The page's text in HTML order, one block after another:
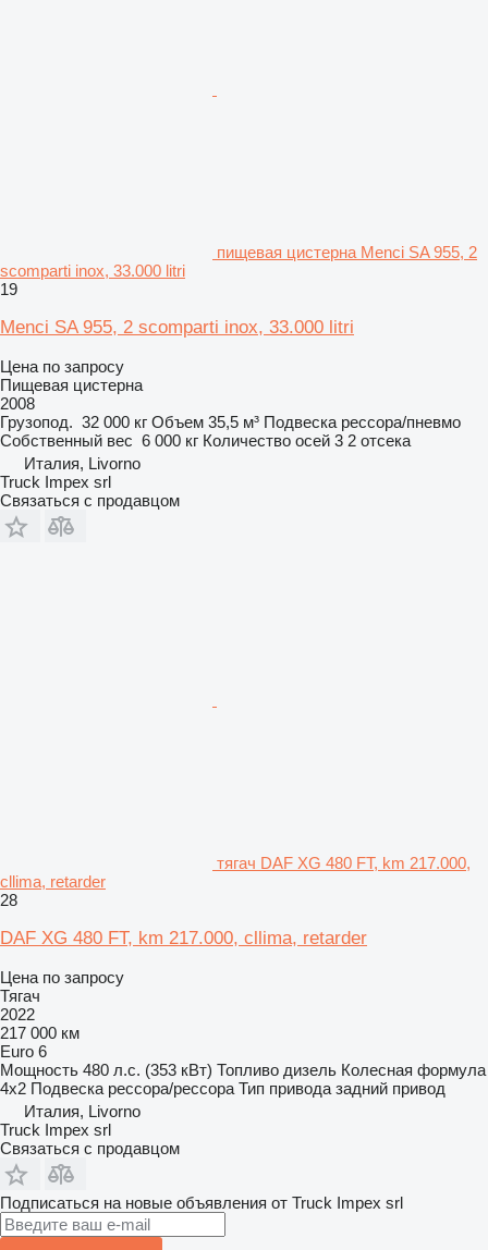
пищевая цистерна Menci SA 955, 2
scomparti inox, 33.000 litri
19
Menci SA 955, 2 scomparti inox, 33.000 litri
Цена по запросу
Пищевая цистерна
2008
Грузопод. 32 000 кг Объем 35,5 м³ Подвеска рессора/пневмо
Собственный вес 6 000 кг Количество осей 3 2 отсека
Италия, Livorno
Truck Impex srl
Связаться с продавцом
тягач DAF XG 480 FT, km 217.000,
cllima, retarder
28
DAF XG 480 FT, km 217.000, cllima, retarder
Цена по запросу
Тягач
2022
217 000 км
Euro 6
Мощность 480 л.с. (353 кВт) Топливо дизель Колесная формула
4x2 Подвеска рессора/рессора Тип привода задний привод
Италия, Livorno
Truck Impex srl
Связаться с продавцом
Подписаться на новые объявления от Truck Impex srl